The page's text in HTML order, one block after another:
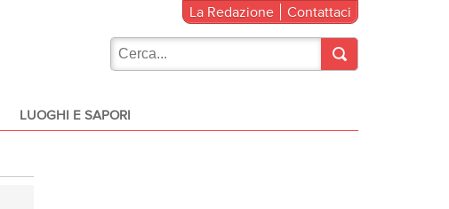
La Redazione Contattaci
LUOGHI E SAPORI